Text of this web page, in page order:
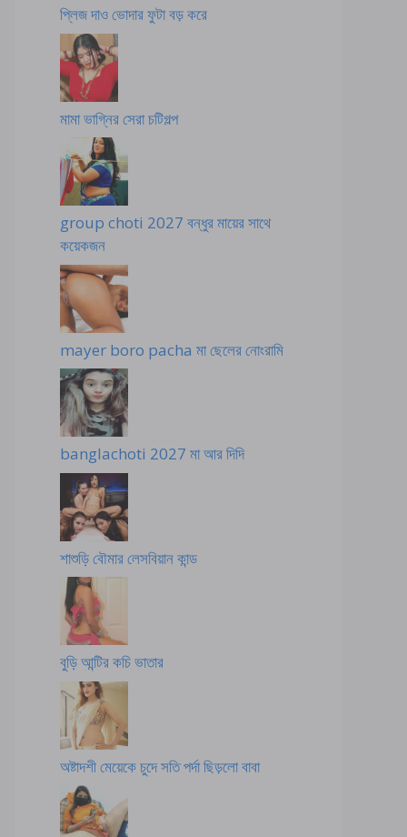
প্লিজ দাও ভোদার ফুটা বড় করে
মামা ভাগ্নির সেরা চটিগল্প
group choti 2027 বন্ধুর মায়ের সাথে
কয়েকজন
mayer boro pacha মা ছেলের নোংরামি
banglachoti 2027 মা আর দিদি
শাশুড়ি বৌমার লেসবিয়ান কান্ড
বুড়ি আন্টির কচি ভাতার
অষ্টাদশী মেয়েকে চুদে সতি পর্দা ছিড়লো বাবা